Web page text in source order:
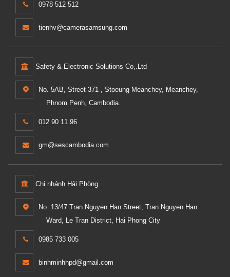
0978 512 512
tienhv@camerasamsung.com
Safety & Electronic Solutions Co,.Ltd
No. 5AB, Street 371 , Stoeung Meanchey, Meanchey,
Phnom Penh, Cambodia.
012 90 11 96
gm@sescambodia.com
Chi nhánh Hải Phòng
No. 13/47 Tran Nguyen Han Street, Tran Nguyen Han
Ward, Le Tran District, Hai Phong City
0985 733 005
binhminhhpd@gmail.com